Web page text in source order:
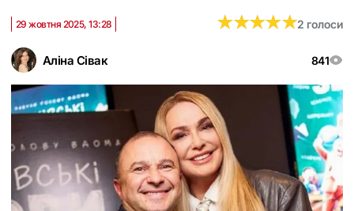
Аліна Сівак 841
29 жовтня 2025, 13:28 ★★★★★
★★★★★2 голоси